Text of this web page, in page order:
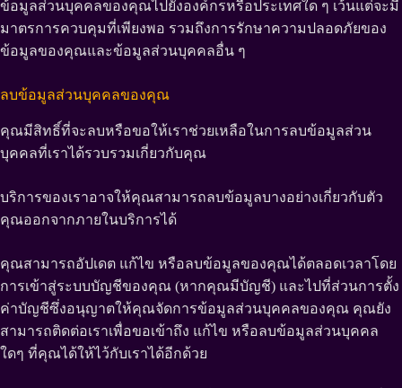
ข้อมูลส่วนบุคคลของคุณไปยังองค์กรหรือประเทศใด ๆ เว้นแต่จะมี
มาตรการควบคุมที่เพียงพอ รวมถึงการรักษาความปลอดภัยของ
ข้อมูลของคุณและข้อมูลส่วนบุคคลอื่น ๆ
ลบข้อมูลส่วนบุคคลของคุณ
คุณมีสิทธิ์ที่จะลบหรือขอให้เราช่วยเหลือในการลบข้อมูลส่วน
บุคคลที่เราได้รวบรวมเกี่ยวกับคุณ
บริการของเราอาจให้คุณสามารถลบข้อมูลบางอย่างเกี่ยวกับตัว
คุณออกจากภายในบริการได้
คุณสามารถอัปเดต แก้ไข หรือลบข้อมูลของคุณได้ตลอดเวลาโดย
การเข้าสู่ระบบบัญชีของคุณ (หากคุณมีบัญชี) และไปที่ส่วนการตั้ง
ค่าบัญชีซึ่งอนุญาตให้คุณจัดการข้อมูลส่วนบุคคลของคุณ คุณยัง
สามารถติดต่อเราเพื่อขอเข้าถึง แก้ไข หรือลบข้อมูลส่วนบุคคล
ใดๆ ที่คุณได้ให้ไว้กับเราได้อีกด้วย